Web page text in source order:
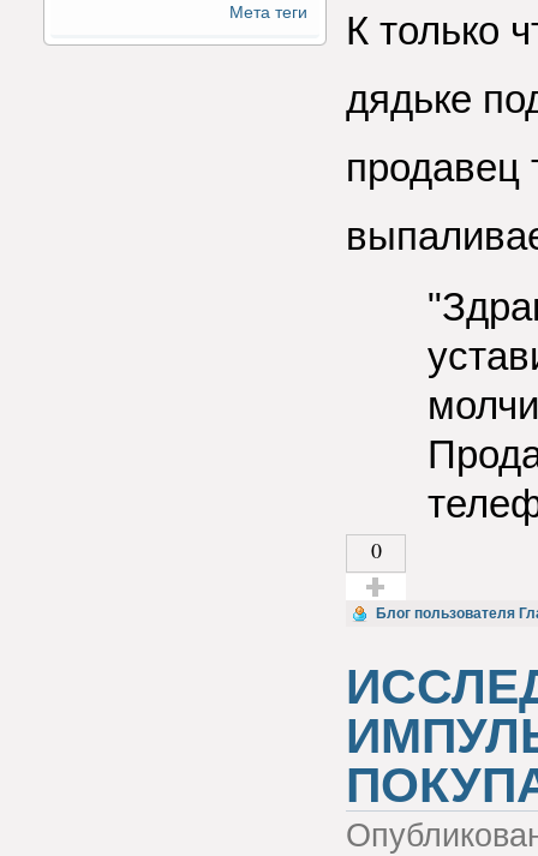
Мета теги
К только
дядьке
продавец
0
Голос за!
Блог пользователя